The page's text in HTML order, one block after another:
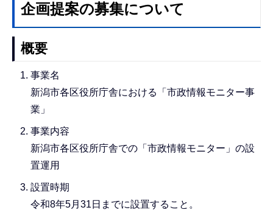
企画提案の募集について
概要
事業名
新潟市各区役所庁舎における「市政情報モニター事
業」
事業内容
新潟市各区役所庁舎での「市政情報モニター」の設
置運用
設置時期
令和8年5月31日までに設置すること。